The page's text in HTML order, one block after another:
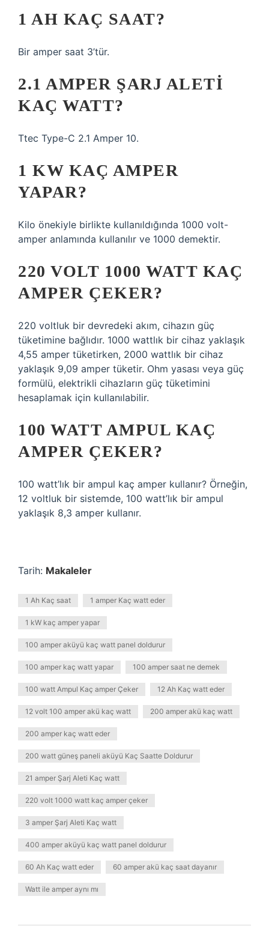
1 AH KAÇ SAAT?
Bir amper saat 3’tür.
2.1 AMPER ŞARJ ALETI
KAÇ WATT?
Ttec Type-C 2.1 Amper 10.
1 KW KAÇ AMPER
YAPAR?
Kilo önekiyle birlikte kullanıldığında 1000 volt-
amper anlamında kullanılır ve 1000 demektir.
220 VOLT 1000 WATT KAÇ
AMPER ÇEKER?
220 voltluk bir devredeki akım, cihazın güç
tüketimine bağlıdır. 1000 wattlık bir cihaz yaklaşık
4,55 amper tüketirken, 2000 wattlık bir cihaz
yaklaşık 9,09 amper tüketir. Ohm yasası veya güç
formülü, elektrikli cihazların güç tüketimini
hesaplamak için kullanılabilir.
100 WATT AMPUL KAÇ
AMPER ÇEKER?
100 watt’lık bir ampul kaç amper kullanır? Örneğin,
12 voltluk bir sistemde, 100 watt’lık bir ampul
yaklaşık 8,3 amper kullanır.
Tarih: Makaleler
1 Ah Kaç saat 1 amper Kaç watt eder
1 kW kaç amper yapar
100 amper aküyü kaç watt panel doldurur
100 amper kaç watt yapar 100 amper saat ne demek
100 watt Ampul Kaç amper Çeker 12 Ah Kaç watt eder
12 volt 100 amper akü kaç watt 200 amper akü kaç watt
200 amper kaç watt eder
200 watt güneş paneli aküyü Kaç Saatte Doldurur
21 amper Şarj Aleti Kaç watt
220 volt 1000 watt kaç amper çeker
3 amper Şarj Aleti Kaç watt
400 amper aküyü kaç watt panel doldurur
60 Ah Kaç watt eder 60 amper akü kaç saat dayanır
Watt ile amper aynı mı